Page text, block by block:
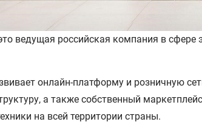
ведущая российская компания в сфере
онлайн-платформу и розничную
а также собственный
на всей территории страны.